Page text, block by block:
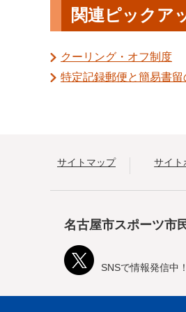
関連ピックア
クーリング・オフ制度
特定記録郵便と簡易書留
サイトマップ サイト
名古屋市スポーツ市
SNSで情報発信中！